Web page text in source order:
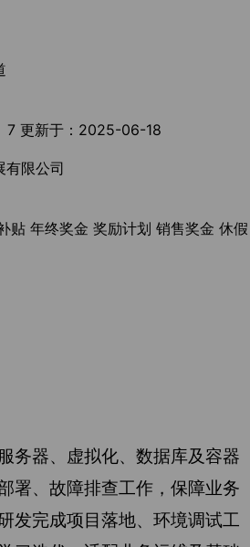
7 更新于：2025-06-18
有限公司
贴 年终奖金 奖励计划 销售奖金 休假
务器、虚拟化、数据库及容器
署、故障排查工作，保障业务
发完成项目落地、环境调试工